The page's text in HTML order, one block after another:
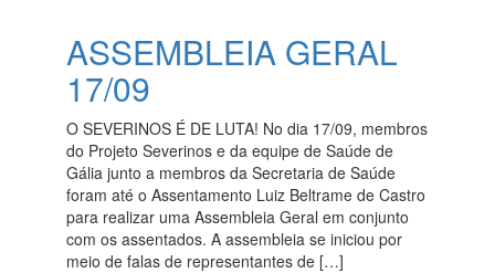
ASSEMBLEIA GERAL
17/09
O SEVERINOS É DE LUTA! No dia 17/09, membros
do Projeto Severinos e da equipe de Saúde de
Gália junto a membros da Secretaria de Saúde
foram até o Assentamento Luiz Beltrame de Castro
para realizar uma Assembleia Geral em conjunto
com os assentados. A assembleia se iniciou por
meio de falas de representantes de […]